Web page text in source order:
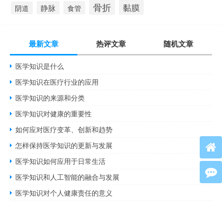
阴道 静脉 食管 骨折 黏膜
最新文章 热评文章 随机文章
医学知识是什么
医学知识在医疗行业的应用
医学知识的来源和分类
医学知识对健康的重要性
如何应对医疗变革、创新和趋势
怎样保持医学知识的更新与发展
医学知识如何应用于日常生活
医学知识和人工智能的融合与发展
医学知识对个人健康责任的意义